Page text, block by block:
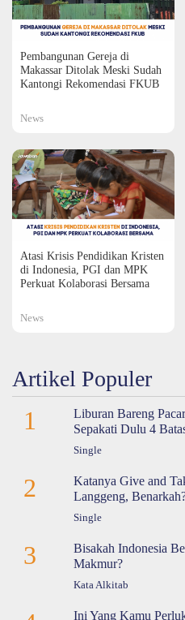
Pembangunan Gereja di
Makassar Ditolak Meski Sudah
Kantongi Rekomendasi FKUB
News
Atasi Krisis Pendidikan Kristen
di Indonesia, PGI dan MPK
Perkuat Kolaborasi Bersama
News
Artikel Populer
1
Liburan Bareng
Sepakati Dulu 4
Single
2
Katanya Give and
Langgeng,
Single
3
Bisakah Indonesia
Makmur?
Kata Alkitab
Ini Yang Kamu